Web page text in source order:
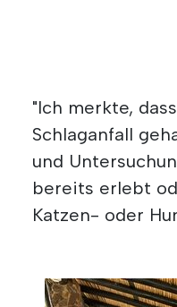
"Ich merkte,
Schlaganfall
und
bereits erlebt
Katzen- oder